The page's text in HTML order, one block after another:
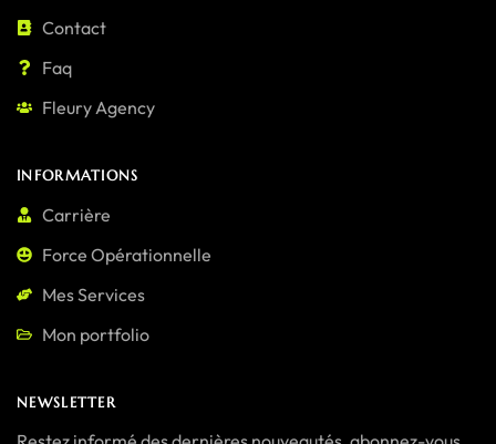
Contact
Faq
Fleury Agency
INFORMATIONS
Carrière
Force Opérationnelle
Mes Services
Mon portfolio
NEWSLETTER